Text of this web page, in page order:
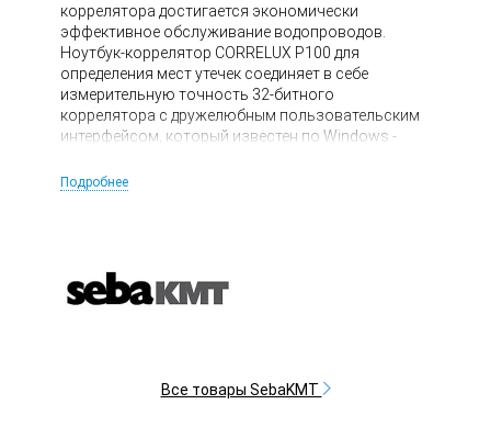
коррелятора достигается экономически
эффективное обслуживание водопроводов.
Ноутбук-коррелятор CORRELUX P100 для
определения мест утечек соединяет в себе
измерительную точность 32-битного
коррелятора с дружелюбным пользовательским
интерфейсом, который известен по Windows -
Подробнее
Все товары SebaKMT